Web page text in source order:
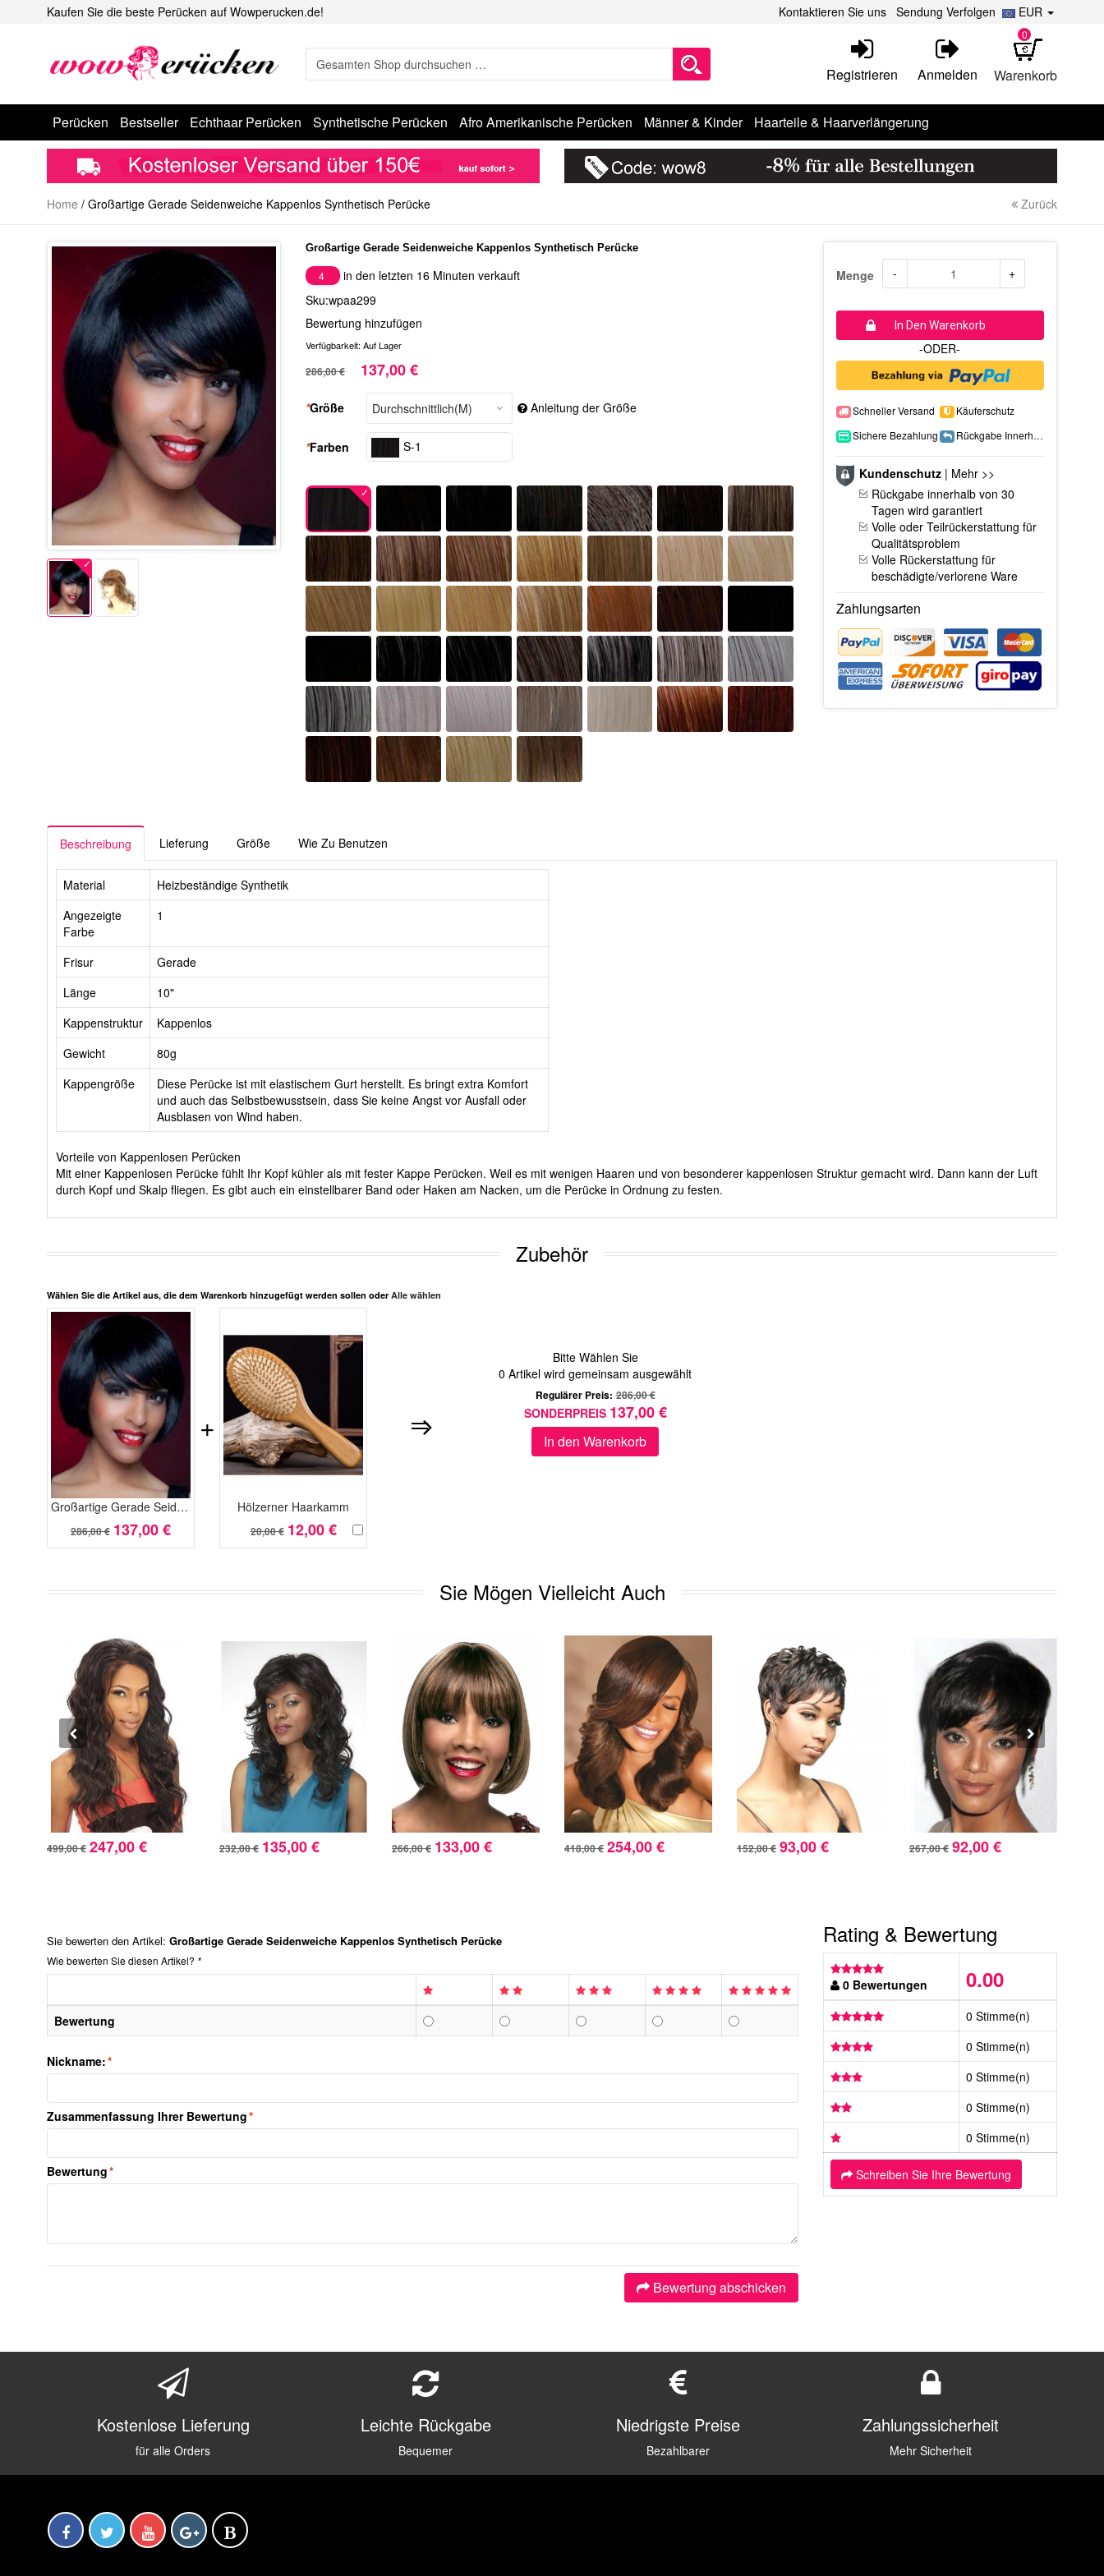
Kaufen Sie die beste Perücken auf Wowperucken.de! EUR
Kontaktieren Sie uns Sendung Verfolgen
Warenkorb
0
Registrieren Anmelden
Perücken Bestseller Echthaar Perücken Synthetische Perücken Afro Amerikanische Perücken Männer & Kinder Haarteile & Haarverlängerung
Home / Großartige Gerade Seidenweiche Kappenlos Synthetisch Perücke Zurück
Großartige Gerade Seidenweiche Kappenlos Synthetisch Perücke
4
in den letzten 16 Minuten verkauft
Sku:wpaa299
Bewertung hinzufügen
Verfügbarkeit: Auf Lager
286,00 € 137,00 €
*Größe Anleitung der Größe
*Farben S-1
Menge - +
In Den Warenkorb
-ODER-
Schneller Versand
Käuferschutz
Sichere Bezahlung
Rückgabe Innerhalb 15 Tage
Kundenschutz| Mehr >>
Rückgabe innerhalb von 30
Tagen wird garantiert
Volle oder Teilrückerstattung für
Qualitätsproblem
Volle Rückerstattung für
beschädigte/verlorene Ware
Zahlungsarten
Beschreibung Lieferung Größe Wie Zu Benutzen
Material
Heizbeständige Synthetik
Angezeigte
Farbe
1
Frisur
Gerade
Länge
10"
Kappenstruktur
Kappenlos
Gewicht
80g
Kappengröße
Diese Perücke ist mit elastischem Gurt herstellt. Es bringt extra Komfort
und auch das Selbstbewusstsein, dass Sie keine Angst vor Ausfall oder
Ausblasen von Wind haben.
Vorteile von Kappenlosen Perücken
Mit einer Kappenlosen Perücke fühlt Ihr Kopf kühler als mit fester Kappe Perücken. Weil es mit wenigen Haaren und von besonderer kappenlosen Struktur gemacht wird. Dann kann der Luft
durch Kopf und Skalp fliegen. Es gibt auch ein einstellbarer Band oder Haken am Nacken, um die Perücke in Ordnung zu festen.
Zubehör
Wählen Sie die Artikel aus, die dem Warenkorb hinzugefügt werden sollen oder Alle wählen
Großartige Gerade Seidenweiche Kappenlos Synthetisch Perücke
286,00 € 137,00 €
Hölzerner Haarkamm
20,00 € 12,00 €
+
Bitte Wählen Sie
0 Artikel wird gemeinsam ausgewählt
Regulärer Preis: 286,00 €
SONDERPREIS 137,00 €
In den Warenkorb
Sie Mögen Vielleicht Auch
499,00 € 247,00 € 232,00 € 135,00 € 266,00 € 133,00 € 418,00 € 254,00 € 152,00 € 93,00 € 267,00 € 92,00 €
Sie bewerten den Artikel: Großartige Gerade Seidenweiche Kappenlos Synthetisch Perücke
Wie bewerten Sie diesen Artikel? *
Bewertung
*
Nickname:
*
Zusammenfassung Ihrer Bewertung
*
Bewertung
Bewertung abschicken
Rating & Bewertung
0 Bewertungen 0.00
0 Stimme(n)
0 Stimme(n)
0 Stimme(n)
0 Stimme(n)
0 Stimme(n)
Schreiben Sie Ihre Bewertung
Kostenlose Lieferung
für alle Orders
Leichte Rückgabe
Bequemer
Niedrigste Preise
Bezahlbarer
Zahlungssicherheit
Mehr Sicherheit